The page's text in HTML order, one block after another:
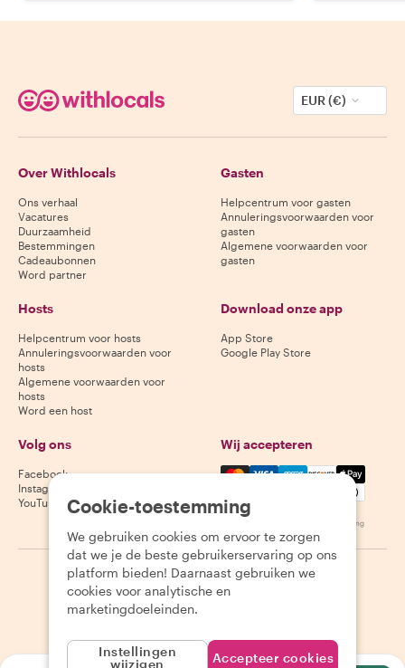
EUR (€)
Over Withlocals
Ons verhaal
Vacatures
Duurzaamheid
Bestemmingen
Cadeaubonnen
Word partner
Gasten
Helpcentrum voor gasten
Annuleringsvoorwaarden voor
gasten
Algemene voorwaarden voor
gasten
Hosts
Helpcentrum voor hosts
Annuleringsvoorwaarden voor
hosts
Algemene voorwaarden voor
hosts
Word een host
Download onze app
App Store
Google Play Store
Volg ons
Facebook
Instagram
YouTube
Wij accepteren
Mastercard, Visa, Amex,
Beschikbaarheid varieert per bestemming
2026 Withlocals.com | Privacybeleid | Cookies | Sitemap
Cookie-toestemming
We gebruiken cookies om ervoor te zorgen
dat we je de beste gebruikerservaring op ons
platform bieden! Daarnaast gebruiken we
cookies voor analytische en
marketingdoeleinden.
Instellingen
wijzigen
Accepteer cookies